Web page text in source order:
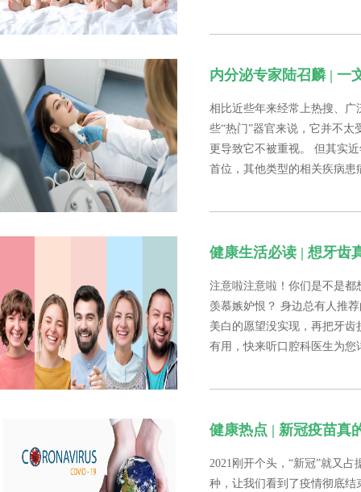
内分泌专家陆召麟 | 一
相比近些年来经常上热搜、
些“热门”器官来说，它并不
更导致它不被重视。 但其实
首位，其他类型的相关疾病
健康生活必读 | 想牙齿
注意啦注意啦！你们是不是
羡慕嫉妒恨？ 身边总有人推
美白的愿望没实现，再把牙
有用，快来听口腔科医生为您
健康热点 | 新冠疫苗真
2021刚开个头，“新冠”就又
种，让我们看到了疫情彻底